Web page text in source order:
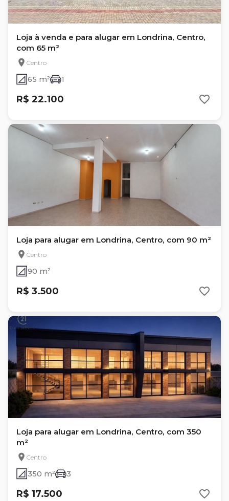
Loja à venda e para alugar em Londrina, Centro,
com 65 m²
Centro
65 m² 1
R$ 22.100
Loja para alugar em Londrina, Centro, com 90 m²
Centro
90 m²
R$ 3.500
Loja para alugar em Londrina, Centro, com 350
m²
Centro
350 m² 3
R$ 17.500